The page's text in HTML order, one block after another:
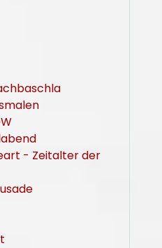
- Zeitalter der